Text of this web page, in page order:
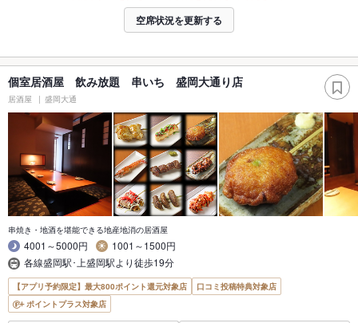
空席状況を更新する
個室居酒屋 飲み放題 串いち 盛岡大通り店
居酒屋 盛岡大通
串焼き・地酒を堪能できる地産地消の居酒屋
4001～5000円
1001～1500円
各線盛岡駅･上盛岡駅より徒歩19分
【アプリ予約限定】最大800ポイント還元対象店
口コミ投稿特典対象店
ポイントプラス対象店